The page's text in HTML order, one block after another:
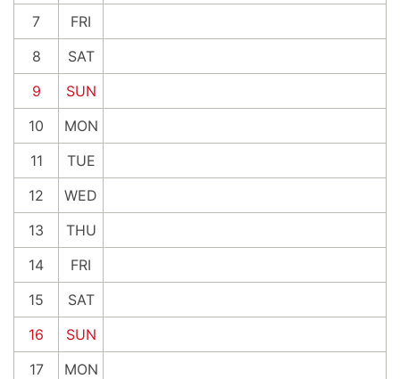
7
FRI
8
SAT
9
SUN
10
MON
11
TUE
12
WED
13
THU
14
FRI
15
SAT
16
SUN
17
MON